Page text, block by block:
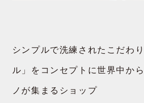
シンプルで洗練されたこだわ
ル」をコンセプトに世界中か
ノが集まるショップ